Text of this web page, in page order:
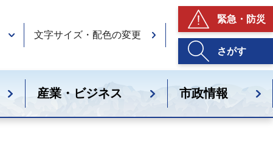
文字サイズ・配色の変更
緊急・防災
さがす
産業・ビジネス 市政情報